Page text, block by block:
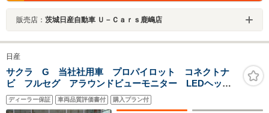
販売店： 茨城日産自動車 Ｕ－Ｃａｒｓ鹿嶋店
日産
サクラ G 当社社用車 プロパイロット コネクトナ
ビ フルセグ アラウンドビューモニター LEDヘッド
ライト シートヒーター ステアリングヒーター 純正
ドラレコ ETC2.0 インテリキー 充電ケーブル
ディーラー保証 車両品質評価書付 購入プラン付